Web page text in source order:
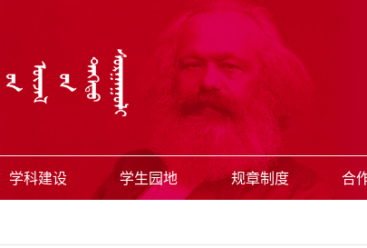
学科建设 学生园地 规章制度 合